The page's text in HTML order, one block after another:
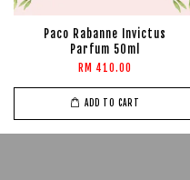
Paco Rabanne Invictus
Parfum 50ml
RM 410.00
ADD TO CART